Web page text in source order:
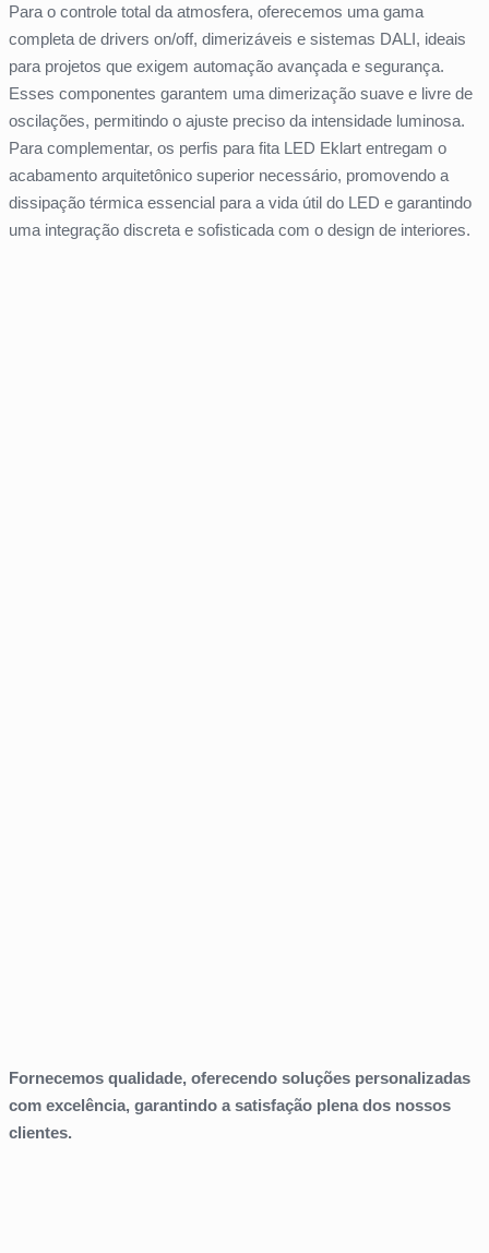
Para o controle total da atmosfera, oferecemos uma gama
completa de drivers on/off, dimerizáveis e sistemas DALI, ideais
para projetos que exigem automação avançada e segurança.
Esses componentes garantem uma dimerização suave e livre de
oscilações, permitindo o ajuste preciso da intensidade luminosa.
Para complementar, os perfis para fita LED Eklart entregam o
acabamento arquitetônico superior necessário, promovendo a
dissipação térmica essencial para a vida útil do LED e garantindo
uma integração discreta e sofisticada com o design de interiores.
Fornecemos qualidade, oferecendo soluções personalizadas
com excelência, garantindo a satisfação plena dos nossos
clientes.